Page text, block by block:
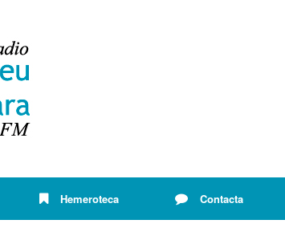
Hemeroteca Contacta